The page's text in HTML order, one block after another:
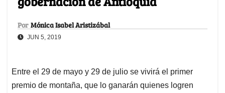
Por Mónica Isabel Aristizábal
JUN 5, 2019
Entre el 29 de mayo y 29 de julio se vivirá el primer
premio de montaña, que lo ganarán quienes logren